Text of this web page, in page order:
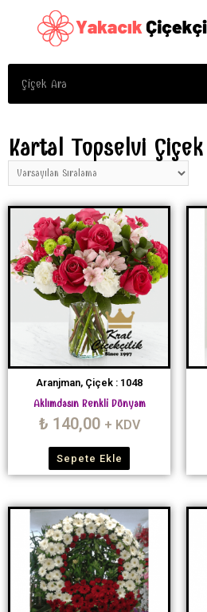
Kartal Topselvi Çiçek
Aranjman, Çiçek : 1048
Aklımdasın Renkli Dünyam
₺ 140,00 + KDV
Sepete Ekle